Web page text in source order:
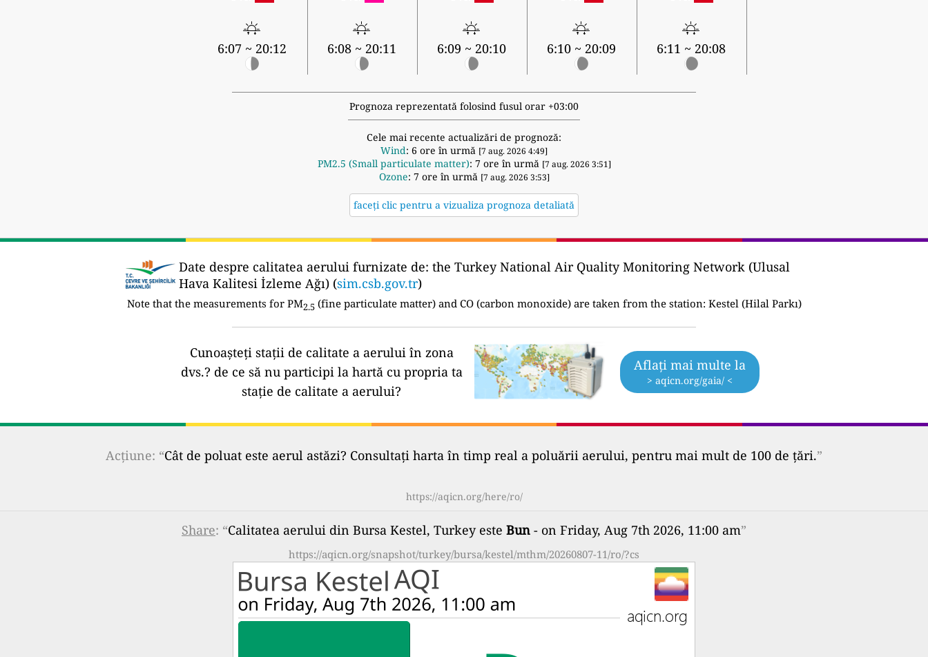
6:07 ~ 20:12 6:08 ~ 20:11 6:09 ~ 20:10 6:10 ~ 20:09 6:11 ~ 20:08
Prognoza reprezentată folosind fusul orar +03:00
Cele mai recente actualizări de prognoză:
Wind: 6 ore în urmă [7 aug. 2026 4:49]
PM2.5 (Small particulate matter): 7 ore în urmă [7 aug. 2026 3:51]
Ozone: 7 ore în urmă [7 aug. 2026 3:53]
faceți clic pentru a vizualiza prognoza detaliată
Date despre calitatea aerului furnizate de: the Turkey National Air Quality Monitoring Network (Ulusal
Hava Kalitesi İzleme Ağı) (sim.csb.gov.tr)
Note that the measurements for PM2.5 (fine particulate matter) and CO (carbon monoxide) are taken from the station: Kestel (Hilal Parkı)
Cunoașteți stații de calitate a aerului în zona
dvs.? de ce să nu participi la hartă cu propria ta
stație de calitate a aerului?
Aflați mai multe la
> aqicn.org/gaia/ <
Acțiune: “Cât de poluat este aerul astăzi? Consultați harta în timp real a poluării aerului, pentru mai mult de 100 de țări.”
https://aqicn.org/here/ro/
Share: “Calitatea aerului din Bursa Kestel, Turkey este Bun - on Friday, Aug 7th 2026, 11:00 am”
https://aqicn.org/snapshot/turkey/bursa/kestel/mthm/20260807-11/ro/?cs